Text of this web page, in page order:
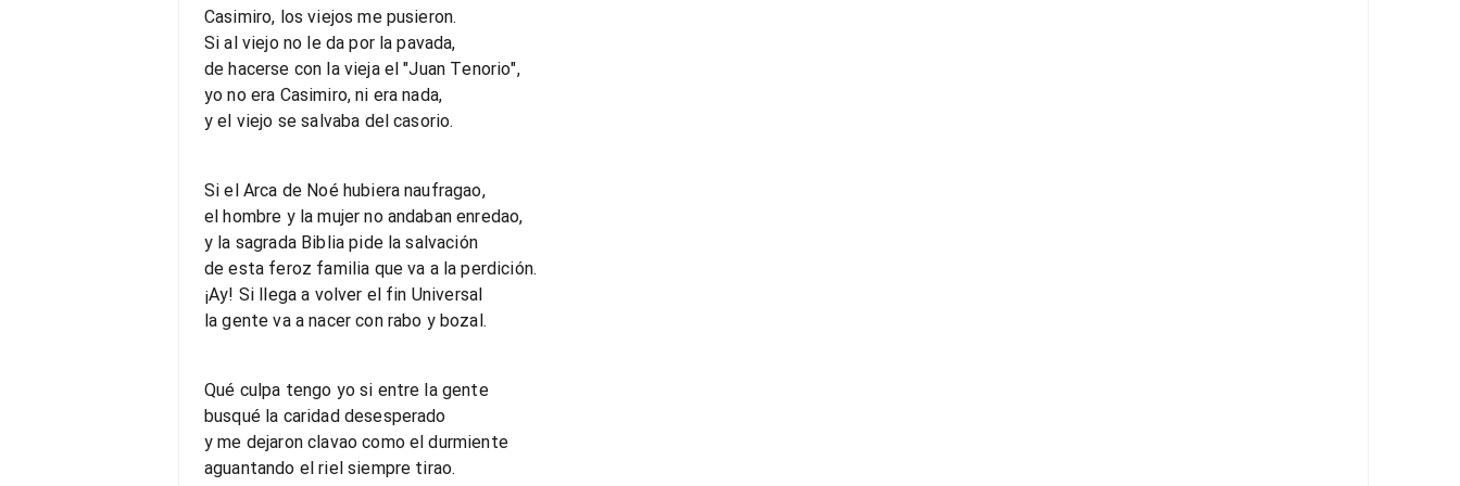
Casimiro, los viejos me pusieron.
Si al viejo no le da por la pavada,
de hacerse con la vieja el "Juan Tenorio",
yo no era Casimiro, ni era nada,
y el viejo se salvaba del casorio.
Si el Arca de Noé hubiera naufragao,
el hombre y la mujer no andaban enredao,
y la sagrada Biblia pide la salvación
de esta feroz familia que va a la perdición.
¡Ay! Si llega a volver el fin Universal
la gente va a nacer con rabo y bozal.
Qué culpa tengo yo si entre la gente
busqué la caridad desesperado
y me dejaron clavao como el durmiente
aguantando el riel siempre tirao.